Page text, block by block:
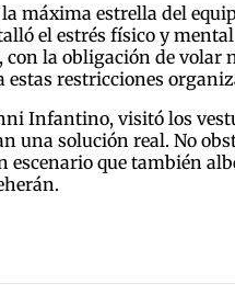
máxima estrella del
el estrés físico y
la obligación de
restricciones
Infantino, visitó los
una solución real. No
escenario que también